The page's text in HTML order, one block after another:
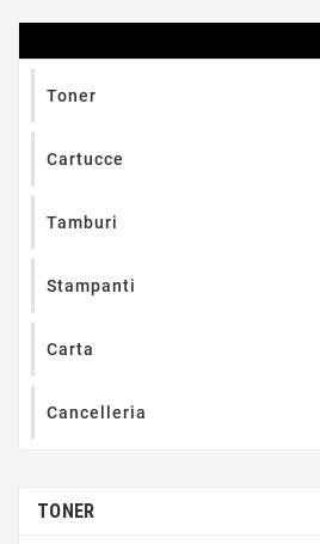
Toner
Cartucce
Tamburi
Stampanti
Carta
Cancelleria
TONER